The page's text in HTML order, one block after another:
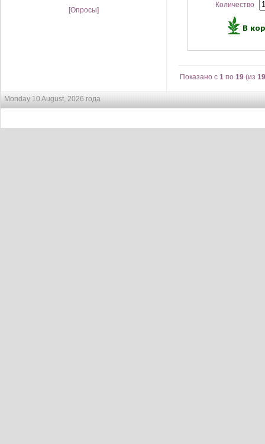
[Опросы]
Количество
Показано с 1 по 19 (из 19
Monday 10 August, 2026 года